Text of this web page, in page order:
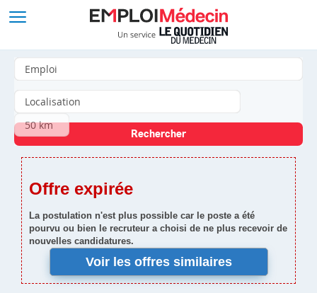
Offre expirée
La postulation n'est plus possible car le poste a été
pourvu ou bien le recruteur a choisi de ne plus recevoir de
nouvelles candidatures.
Voir les offres similaires